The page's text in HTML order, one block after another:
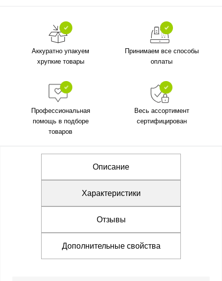
Аккуратно упакуем
хрупкие товары
Принимаем все способы
оплаты
Профессиональная
помощь в подборе
товаров
Весь ассортимент
сертифицирован
Описание
Характеристики
Отзывы
Дополнительные свойства